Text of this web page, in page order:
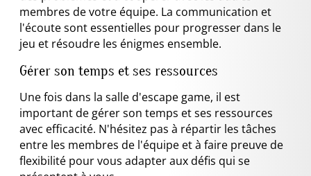
membres de votre équipe. La communication et
l'écoute sont essentielles pour progresser dans le
jeu et résoudre les énigmes ensemble.
Gérer son temps et ses ressources
Une fois dans la salle d'escape game, il est
important de gérer son temps et ses ressources
avec efficacité. N'hésitez pas à répartir les tâches
entre les membres de l'équipe et à faire preuve de
flexibilité pour vous adapter aux défis qui se